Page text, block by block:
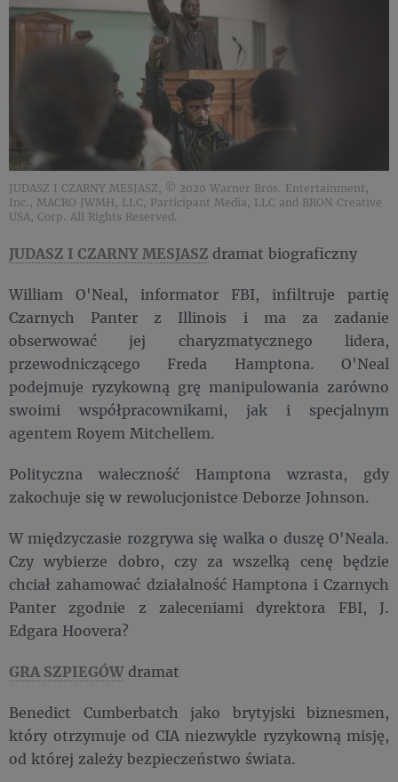
JUDASZ I CZARNY MESJASZ, © 2020 Warner Bros. Entertainment,
Inc., MACRO JWMH, LLC, Participant Media, LLC and BRON Creative
USA, Corp. All Rights Reserved.
JUDASZ I CZARNY MESJASZ dramat biograficzny
William O'Neal, informator FBI, infiltruje partię
Czarnych Panter z Illinois i ma za zadanie
obserwować jej charyzmatycznego lidera,
przewodniczącego Freda Hamptona. O'Neal
podejmuje ryzykowną grę manipulowania zarówno
swoimi współpracownikami, jak i specjalnym
agentem Royem Mitchellem.
Polityczna waleczność Hamptona wzrasta, gdy
zakochuje się w rewolucjonistce Deborze Johnson.
W międzyczasie rozgrywa się walka o duszę O'Neala.
Czy wybierze dobro, czy za wszelką cenę będzie
chciał zahamować działalność Hamptona i Czarnych
Panter zgodnie z zaleceniami dyrektora FBI, J.
Edgara Hoovera?
GRA SZPIEGÓWdramat
Benedict Cumberbatch jako brytyjski biznesmen,
który otrzymuje od CIA niezwykle ryzykowną misję,
od której zależy bezpieczeństwo świata.